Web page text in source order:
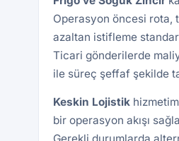
Operasyon öncesi rota,
azaltan istifleme
Ticari gönderilerde
ile süreç şeffaf şekilde
Keskin Lojistik
bir operasyon akışı
Gerekli durumlarda